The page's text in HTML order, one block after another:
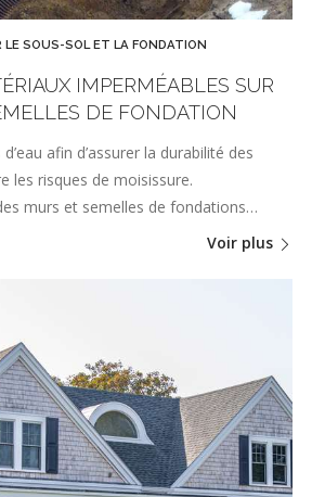
LE SOUS-SOL ET LA FONDATION
IMPERMÉABLES SUR
DE FONDATION
afin d’assurer la durabilité des
les risques de moisissure.
murs et semelles de fondations…
Voir plus